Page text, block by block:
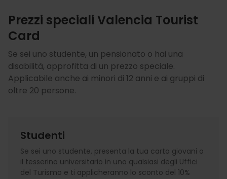
Prezzi speciali Valencia Tourist
Card
Se sei uno studente, un pensionato o hai una
disabilità, approfitta di un prezzo speciale.
Applicabile anche ai minori di 12 anni e ai gruppi di
oltre 20 persone.
Studenti
Se sei uno studente, presenta la tua carta giovani o
il tesserino universitario in uno qualsiasi degli Uffici
del Turismo e ti applicheranno lo sconto del 10%